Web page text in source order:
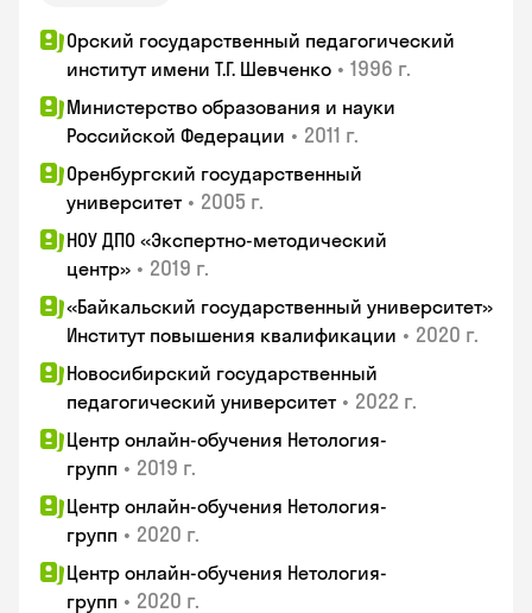
Орский государственный педагогический
институт имени Т.Г. Шевченко • 1996 г.
Министерство образования и науки
Российской Федерации • 2011 г.
Оренбургский государственный
университет • 2005 г.
НОУ ДПО «Экспертно-методический
центр» • 2019 г.
«Байкальский государственный университет»
Институт повышения квалификации • 2020 г.
Новосибирский государственный
педагогический университет • 2022 г.
Центр онлайн-обучения Нетология-
групп • 2019 г.
Центр онлайн-обучения Нетология-
групп • 2020 г.
Центр онлайн-обучения Нетология-
групп • 2020 г.